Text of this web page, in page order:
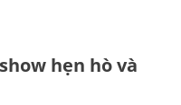
hẹn hò và